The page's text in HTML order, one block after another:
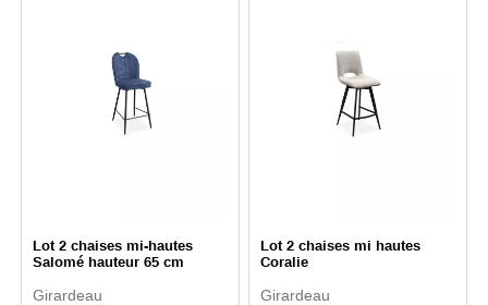
Lot 2 chaises mi-hautes
Salomé hauteur 65 cm
Girardeau
Lot 2 chaises mi hautes
Coralie
Girardeau